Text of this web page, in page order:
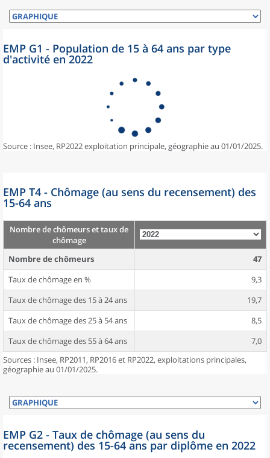
EMP G1 - Population de 15 à 64 ans par type
d'activité en 2022
Source : Insee, RP2022 exploitation principale, géographie au 01/01/2025.
EMP T4 - Chômage (au sens du recensement) des
15-64 ans
Nombre de chômeurs et taux de
chômage
Nombre de chômeurs
47
Taux de chômage en %
9,3
Taux de chômage des 15 à 24 ans
19,7
Taux de chômage des 25 à 54 ans
8,5
Taux de chômage des 55 à 64 ans
7,0
Sources : Insee, RP2011, RP2016 et RP2022, exploitations principales,
géographie au 01/01/2025.
EMP G2 - Taux de chômage (au sens du
recensement) des 15-64 ans par diplôme en 2022